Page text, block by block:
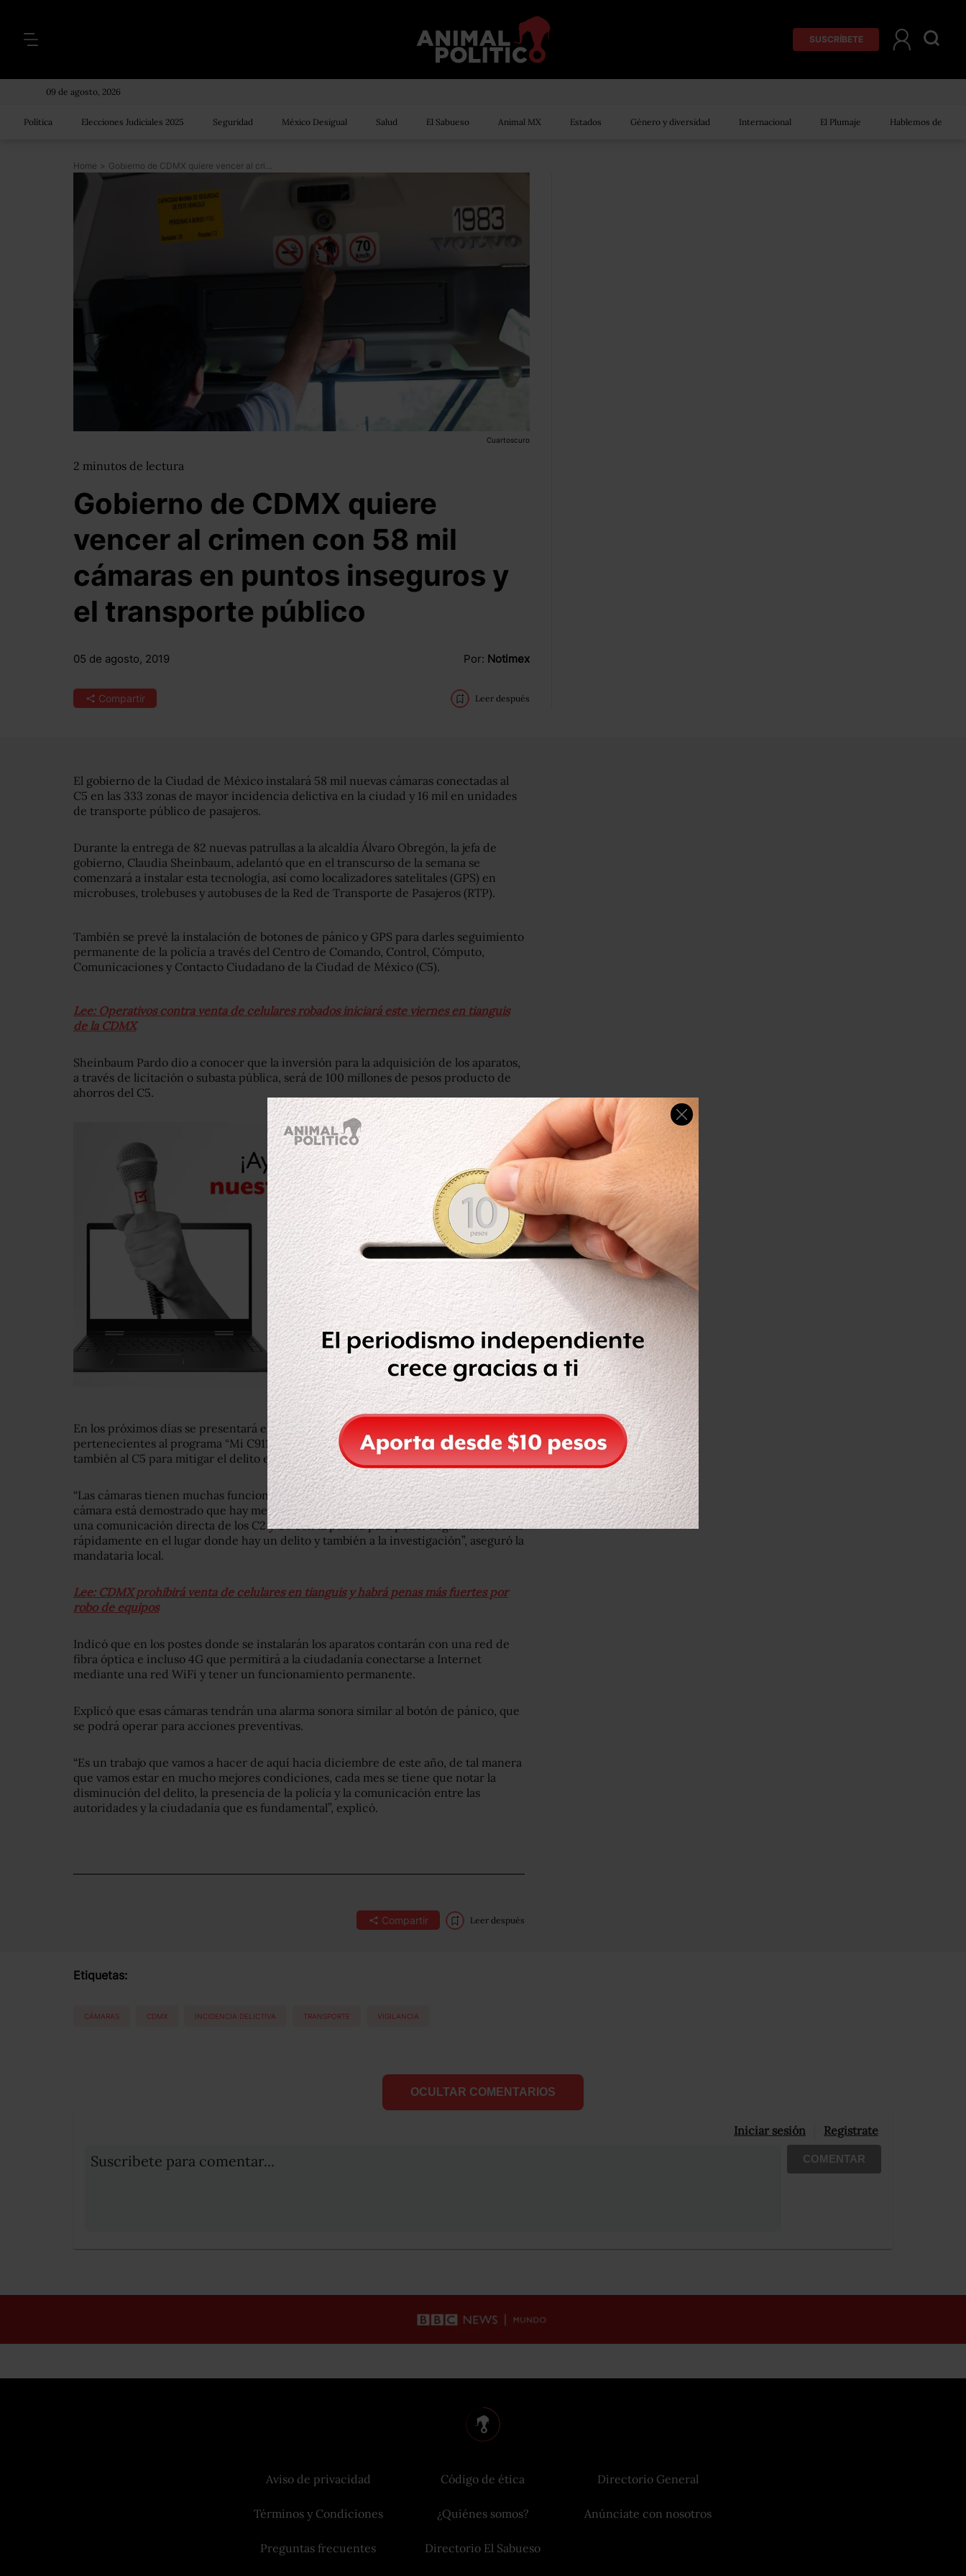
SUSCRÍBETE
09 de agosto, 2026
Política Elecciones Judiciales 2025 Seguridad México Desigual Salud El Sabueso Animal MX Estados Género y diversidad Internacional El Plumaje Hablemos de
Home > Gobierno de CDMX quiere vencer al crimen con 58 mil cámaras en puntos inseguros y el transporte público
Cuartoscuro
2 minutos de lectura
Gobierno de CDMX quiere
vencer al crimen con 58 mil
cámaras en puntos inseguros y
el transporte público
05 de agosto, 2019 Por: Notimex
Compartir Leer después
El gobierno de la Ciudad de México instalará 58 mil nuevas cámaras conectadas al
C5 en las 333 zonas de mayor incidencia delictiva en la ciudad y 16 mil en unidades
de transporte público de pasajeros.
Durante la entrega de 82 nuevas patrullas a la alcaldía Álvaro Obregón, la jefa de
gobierno, Claudia Sheinbaum, adelantó que en el transcurso de la semana se
comenzará a instalar esta tecnología, así como localizadores satelitales (GPS) en
microbuses, trolebuses y autobuses de la Red de Transporte de Pasajeros (RTP).
También se prevé la instalación de botones de pánico y GPS para darles seguimiento
permanente de la policía a través del Centro de Comando, Control, Cómputo,
Comunicaciones y Contacto Ciudadano de la Ciudad de México (C5).
Lee: Operativos contra venta de celulares robados iniciará este viernes en tianguis
de la CDMX
Sheinbaum Pardo dio a conocer que la inversión para la adquisición de los aparatos,
a través de licitación o subasta pública, será de 100 millones de pesos producto de
ahorros del C5.
En los próximos días se presentará el nuevo modelo de cámaras en colonias
pertenecientes al programa “Mi C911e” de estos 58 mil dispositivos con conexión
también al C5 para mitigar el delito en la ciudad.
“Las cámaras tienen muchas funciones, una es preventiva, ahí donde hay una
cámara está demostrado que hay menos delitos, pero no solo eso, ayudan a que haya
una comunicación directa de los C2 y C5 con la policía para poder llegar mucho más
rápidamente en el lugar donde hay un delito y también a la investigación”, aseguró la
mandataria local.
Lee: CDMX prohibirá venta de celulares en tianguis y habrá penas más fuertes por
robo de equipos
Indicó que en los postes donde se instalarán los aparatos contarán con una red de
fibra óptica e incluso 4G que permitirá a la ciudadanía conectarse a Internet
mediante una red WiFi y tener un funcionamiento permanente.
Explicó que esas cámaras tendrán una alarma sonora similar al botón de pánico, que
se podrá operar para acciones preventivas.
“Es un trabajo que vamos a hacer de aquí hacia diciembre de este año, de tal manera
que vamos estar en mucho mejores condiciones, cada mes se tiene que notar la
disminución del delito, la presencia de la policía y la comunicación entre las
autoridades y la ciudadanía que es fundamental”, explicó.
Compartir Leer después
Etiquetas:
CÁMARAS CDMX INCIDENCIA DELICTIVA TRANSPORTE VIGILANCIA
OCULTAR COMENTARIOS
Iniciar sesión Registrate
Suscribete para comentar... COMENTAR
Aviso de privacidad
Términos y Condiciones
Preguntas frecuentes
Código de ética
¿Quiénes somos?
Directorio El Sabueso
Directorio General
Anúnciate con nosotros